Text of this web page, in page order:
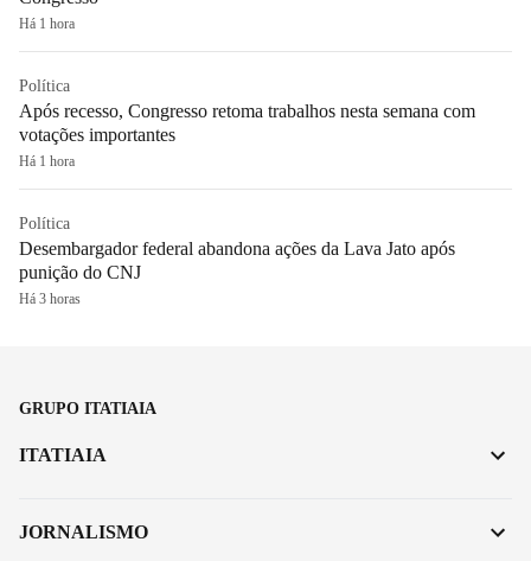
Há 1 hora
Política
Após recesso, Congresso retoma trabalhos nesta semana com
votações importantes
Há 1 hora
Política
Desembargador federal abandona ações da Lava Jato após
punição do CNJ
Há 3 horas
GRUPO ITATIAIA
ITATIAIA
JORNALISMO